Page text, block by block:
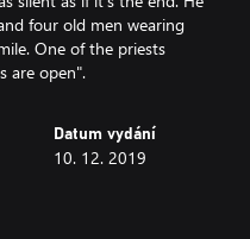
four old men wearing
One of the priests
are open".
Datum vydání
10. 12. 2019